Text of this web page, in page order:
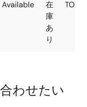
Available
在
庫
あ
り
TOLT
わせたい